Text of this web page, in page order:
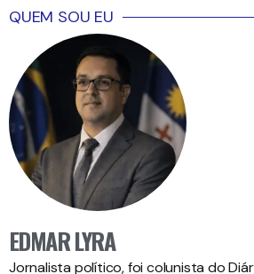
QUEM SOU EU
EDMAR LYRA
Jornalista político, foi colunista do